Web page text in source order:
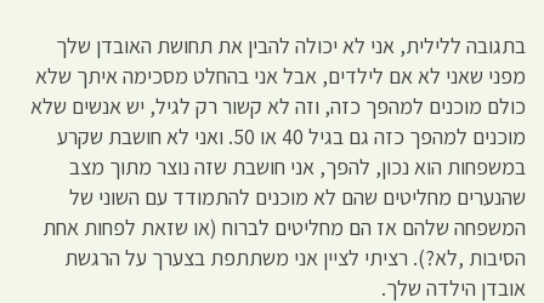
בתגובה ללילית, אני לא יכולה להבין את תחושת האובדן שלך
מפני שאני לא אם לילדים, אבל אני בהחלט מסכימה איתך שלא
כולם מוכנים למהפך כזה, וזה לא קשור רק לגיל, יש אנשים שלא
מוכנים למהפך כזה גם בגיל 40 או 50. ואני לא חושבת שקרע
במשפחות הוא נכון, להפך, אני חושבת שזה נוצר מתוך מצב
שהנערים מחליטים שהם לא מוכנים להתמודד עם השוני של
המשפחה שלהם אז הם מחליטים לברוח (או שזאת לפחות אחת
הסיבות ,לא?). רציתי לציין אני משתתפת בצערך על הרגשת
אובדן הילדה שלך.